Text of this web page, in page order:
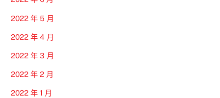
2022 年 5 月
2022 年 4 月
2022 年 3 月
2022 年 2 月
2022 年 1 月